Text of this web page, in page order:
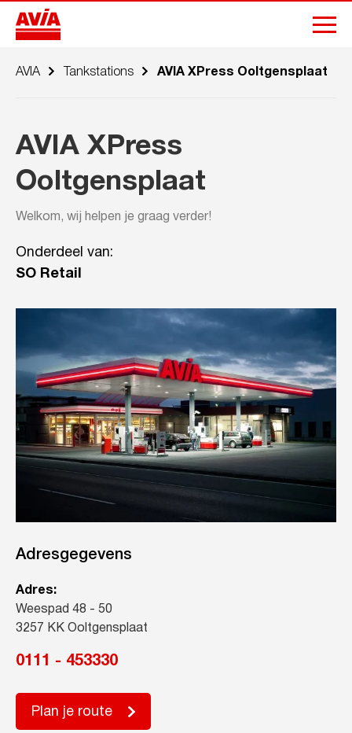
AVIA Tankstations AVIA XPress Ooltgensplaat
AVIA XPress
Ooltgensplaat
Welkom, wij helpen je graag verder!
Onderdeel van:
SO Retail
Adresgegevens
Adres:
Weespad 48 - 50
3257 KK Ooltgensplaat
0111 - 453330
Plan je route